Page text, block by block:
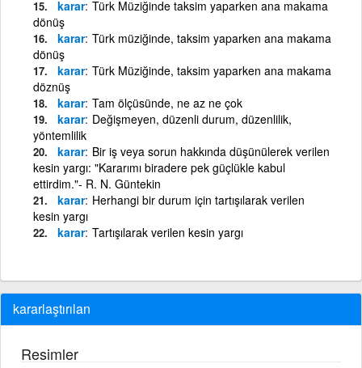
karar Türk Müziğinde taksim yaparken ana makama
dönüş
karar Türk müziğinde, taksim yaparken ana makama
dönüş
karar Türk Müziğinde, taksim yaparken ana makama
döznüş
karar Tam ölçüsünde, ne az ne çok
karar Değişmeyen, düzenli durum, düzenlilik,
yöntemlilik
karar Bir iş veya sorun hakkında düşünülerek verilen
kesin yargı: "Kararımı biradere pek güçlükle kabul
ettirdim."- R. N. Güntekin
karar Herhangi bir durum için tartışılarak verilen
kesin yargı
karar Tartışılarak verilen kesin yargı
kararlaştırılan
Resimler